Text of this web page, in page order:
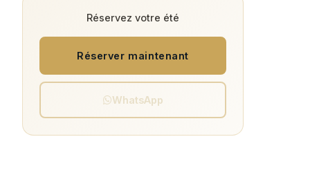
Réservez votre été
Réserver maintenant
WhatsApp